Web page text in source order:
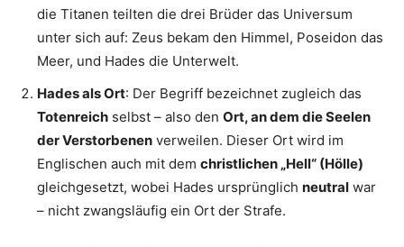
die Titanen teilten die drei Brüder das Universum
unter sich auf: Zeus bekam den Himmel, Poseidon das
Meer, und Hades die Unterwelt.
Hades als Ort: Der Begriff bezeichnet zugleich das
Totenreich selbst – also den Ort, an dem die Seelen
der Verstorbenen verweilen. Dieser Ort wird im
Englischen auch mit dem christlichen „Hell“ (Hölle)
gleichgesetzt, wobei Hades ursprünglich neutral war
– nicht zwangsläufig ein Ort der Strafe.